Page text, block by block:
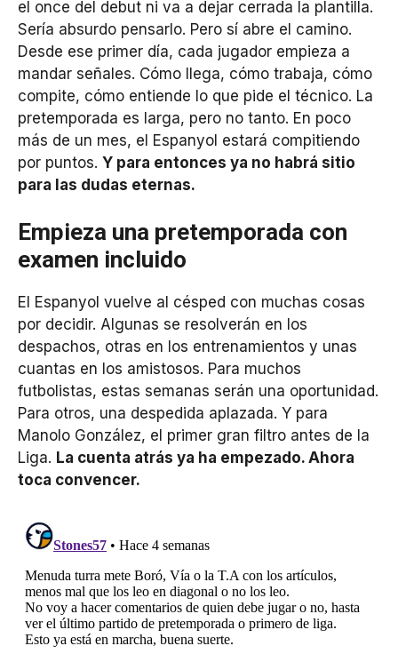
el once del debut ni va a dejar cerrada la plantilla.
Sería absurdo pensarlo. Pero sí abre el camino.
Desde ese primer día, cada jugador empieza a
mandar señales. Cómo llega, cómo trabaja, cómo
compite, cómo entiende lo que pide el técnico. La
pretemporada es larga, pero no tanto. En poco
más de un mes, el Espanyol estará compitiendo
por puntos. Y para entonces ya no habrá sitio
para las dudas eternas.
Empieza una pretemporada con
examen incluido
El Espanyol vuelve al césped con muchas cosas
por decidir. Algunas se resolverán en los
despachos, otras en los entrenamientos y unas
cuantas en los amistosos. Para muchos
futbolistas, estas semanas serán una oportunidad.
Para otros, una despedida aplazada. Y para
Manolo González, el primer gran filtro antes de la
Liga. La cuenta atrás ya ha empezado. Ahora
toca convencer.